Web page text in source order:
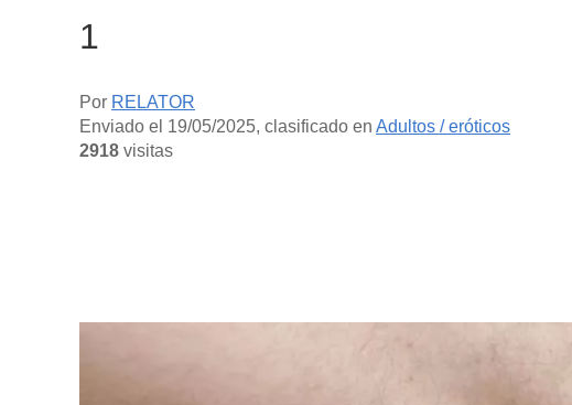
1
Por RELATOR
Enviado el 19/05/2025, clasificado en Adultos / eróticos
2918 visitas